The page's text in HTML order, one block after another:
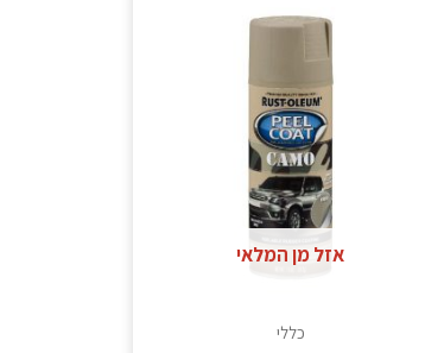
אזל מן המלאי
כללי